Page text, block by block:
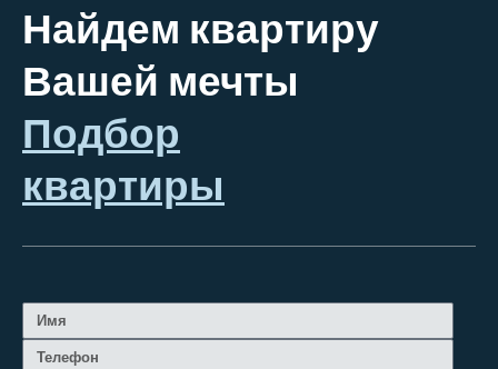
Найдем квартиру
Вашей мечты
Подбор
квартиры